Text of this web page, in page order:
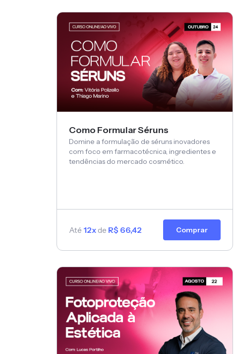
Como Formular Séruns
Domine a formulação de séruns inovadores
com foco em farmacotécnica, ingredientes e
tendências do mercado cosmético.
Até 12x de R$ 66,42 Comprar